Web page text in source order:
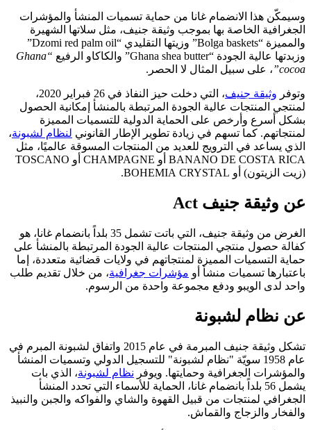
وسيمكّن هذا الانضمام غانا من حماية تسميات المنشأ والمؤشرات
الجغرافية الخاصة بها بموجب وثيقة جنيف، مثل سلاتها الشهيرة
والمميزة “Bolga baskets” وزيتها التقليدي “Dzomi red palm oil”
وزبدتها عالية الجودة “Ghana shea butter” والكاكاو الرفيع
“Ghana
cocoa” ، على سبيل المثال لا الحصر.
وتوفر وثيقة جنيف
، التي دخلت حيز النفاذ في 26 فبراير 2020،
لمنتجي المنتجات عالية الجودة المرتبطة بالمنشأ إمكانية الحصول
بشكل أسرع وأرخص على الحماية الدولية للتسميات المميزة
لمنتجاتهم. كما تسهم في زيادة تطوير الإطار القانوني لنظام لشبونة،
الذي يساعد في الترويج للعديد من المنتجات المسوقة عالميًا، مثل
BANANO DE COSTA RICA أو CHAMPAGNE أو TOSCANO
(زيت الزيتون) أو BOHEMIA CRYSTAL.
عن وثيقة جنيف Act
الغرض من وثيقة جنيف، التي باتت تشمل 35 بلداً بانضمام غانا، هو
كفالة حصول منتجي المنتجات عالية الجودة المرتبطة بالمنشأ على
حماية التسميات المميزة لمنتجاتهم في ولايات قضائية متعددة، إما
باعتبارها تسميات منشأ أو مؤشرات جغرافية، من خلال تقديم طلب
واحد لدى الويبو ودفع مجموعة واحدة من الرسوم.
عن نظام لشبونة
تشكل وثيقة جنيف المبرمة في عام 2015 واتفاق لشبونة المبرم في
عام 1958 سويّة "نظام لشبونة" للتسجيل الدولي وتسميات المنشأ
والمؤشرات الجغرافية وحمايتها. ويوفر نظام لشبونة، الذي بات
يشمل 56 بلداً بانضمام غانا، الحماية للأسماء التي تحدد المنشأ
الجغرافي لمنتجات من قبيل القهوة والشاي والفواكه والجبن والنبيذ
والفخار والزجاج والقماش.